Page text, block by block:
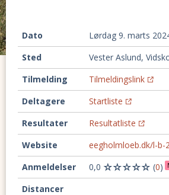
Dato
lørdag 9. marts
Sted
Vester Aslund,
Tilmelding
Tilmeldingslink
Deltagere
Startliste
Resultater
Resultatliste
Website
eegholmloeb.dk/l-b-
Anmeldelser
0,0 (0)
Distancer